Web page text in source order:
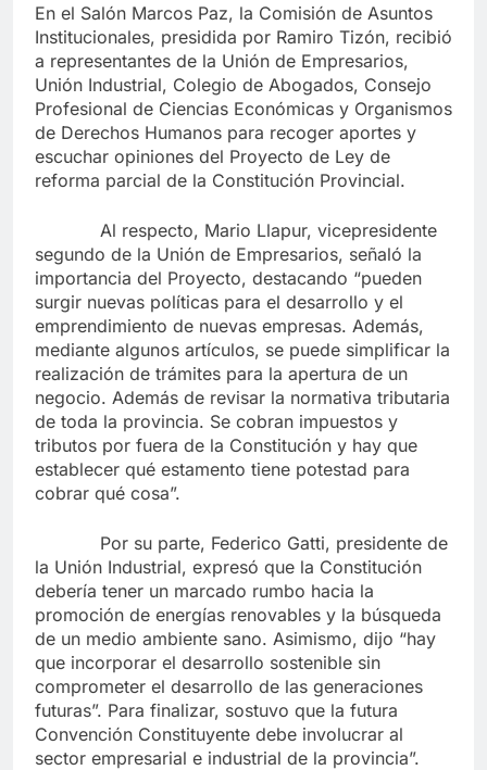
En el Salón Marcos Paz, la Comisión de Asuntos
Institucionales, presidida por Ramiro Tizón, recibió
a representantes de la Unión de Empresarios,
Unión Industrial, Colegio de Abogados, Consejo
Profesional de Ciencias Económicas y Organismos
de Derechos Humanos para recoger aportes y
escuchar opiniones del Proyecto de Ley de
reforma parcial de la Constitución Provincial.
Al respecto, Mario Llapur, vicepresidente
segundo de la Unión de Empresarios, señaló la
importancia del Proyecto, destacando “pueden
surgir nuevas políticas para el desarrollo y el
emprendimiento de nuevas empresas. Además,
mediante algunos artículos, se puede simplificar la
realización de trámites para la apertura de un
negocio. Además de revisar la normativa tributaria
de toda la provincia. Se cobran impuestos y
tributos por fuera de la Constitución y hay que
establecer qué estamento tiene potestad para
cobrar qué cosa”.
Por su parte, Federico Gatti, presidente de
la Unión Industrial, expresó que la Constitución
debería tener un marcado rumbo hacia la
promoción de energías renovables y la búsqueda
de un medio ambiente sano. Asimismo, dijo “hay
que incorporar el desarrollo sostenible sin
comprometer el desarrollo de las generaciones
futuras”. Para finalizar, sostuvo que la futura
Convención Constituyente debe involucrar al
sector empresarial e industrial de la provincia”.